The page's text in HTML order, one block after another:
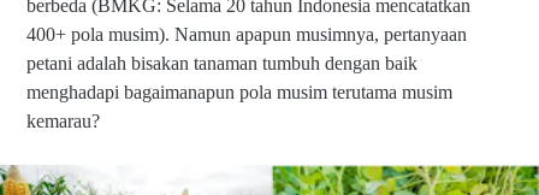
berbeda (BMKG: Selama 20 tahun Indonesia mencatatkan
400+ pola musim). Namun apapun musimnya, pertanyaan
petani adalah bisakan tanaman tumbuh dengan baik
menghadapi bagaimanapun pola musim terutama musim
kemarau?